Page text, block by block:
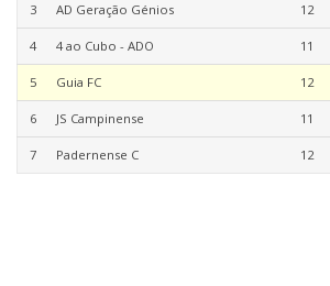
3 AD Geração Génios 12
4 4 ao Cubo - ADO 11
5 Guia FC 12
6 JS Campinense 11
7 Padernense C 12